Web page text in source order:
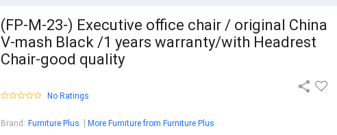
(FP-M-23-) Executive office chair / original China
V-mash Black /1 years warranty/with Headrest
Chair-good quality
No Ratings
Brand : Furniture Plus More Furniture from Furniture Plus